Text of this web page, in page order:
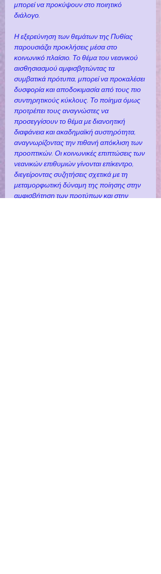
μπορεί να προκύψουν στο ποιητικό
διάλογο.
Η εξερεύνηση των θεμάτων της Πυθίας
παρουσιάζει προκλήσεις μέσα στο
κοινωνικό πλαίσιο. Το θέμα του νεανικού
αισθησιασμού αμφισβητώντας τα
συμβατικά πρότυπα, μπορεί να προκαλέσει
δυσφορία και αποδοκιμασία από τους πιο
συντηρητικούς κύκλους. Το ποίημα όμως
προτρέπει τους αναγνώστες να
προσεγγίσουν το θέμα με διανοητική
διαφάνεια και ακαδημαϊκή αυστηρότητα,
αναγνωρίζοντας την πιθανή απόκλιση των
προοπτικών. Οι κοινωνικές επιπτώσεις των
νεανικών επιθυμιών γίνονται επίκεντρο,
διεγείροντας συζητήσεις σχετικά με τη
μεταμορφωτική δύναμη της ποίησης στην
αμφισβήτηση των προτύπων και στην